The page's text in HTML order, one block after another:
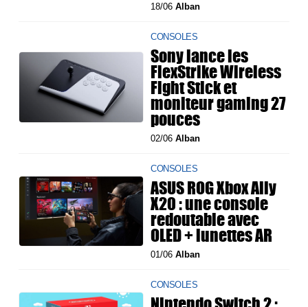
18/06Alban
CONSOLES
Sony lance les
FlexStrike Wireless
Fight Stick et
moniteur gaming 27
pouces
02/06Alban
CONSOLES
ASUS ROG Xbox Ally
X20 : une console
redoutable avec
OLED + lunettes AR
01/06Alban
CONSOLES